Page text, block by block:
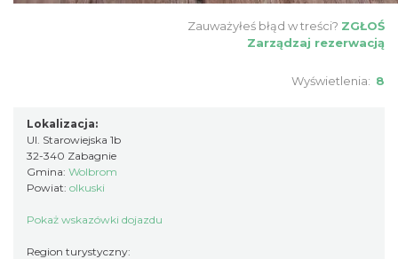
Zauważyłeś błąd w treści? ZGŁOŚ
Zarządzaj rezerwacją
Wyświetlenia: 8
Lokalizacja:
Ul. Starowiejska 1b
32-340 Zabagnie
Gmina: Wolbrom
Powiat: olkuski
Pokaż wskazówki dojazdu
Region turystyczny: